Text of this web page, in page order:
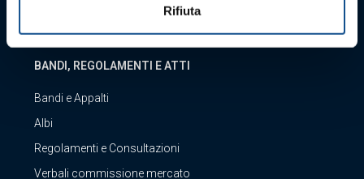
Rifiuta
BANDI, REGOLAMENTI E ATTI
Bandi e Appalti
Albi
Regolamenti e Consultazioni
Verbali commissione mercato